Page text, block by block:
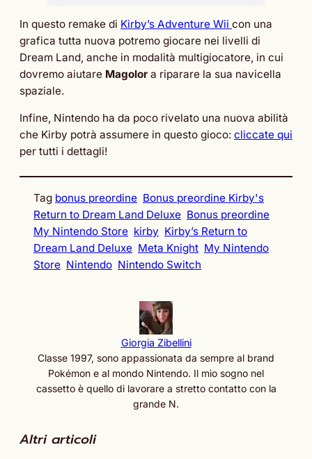
In questo remake di Kirby’s Adventure Wii con una
grafica tutta nuova potremo giocare nei livelli di
Dream Land, anche in modalità multigiocatore, in cui
dovremo aiutare Magolor a riparare la sua navicella
spaziale.
Infine, Nintendo ha da poco rivelato una nuova abilità
che Kirby potrà assumere in questo gioco: cliccate qui
per tutti i dettagli!
Tag bonus preordine Bonus preordine Kirby's
Return to Dream Land Deluxe Bonus preordine
My Nintendo Store kirby Kirby’s Return to
Dream Land Deluxe Meta Knight My Nintendo
Store Nintendo Nintendo Switch
Giorgia Zibellini
Classe 1997, sono appassionata da sempre al brand
Pokémon e al mondo Nintendo. Il mio sogno nel
cassetto è quello di lavorare a stretto contatto con la
grande N.
Altri articoli